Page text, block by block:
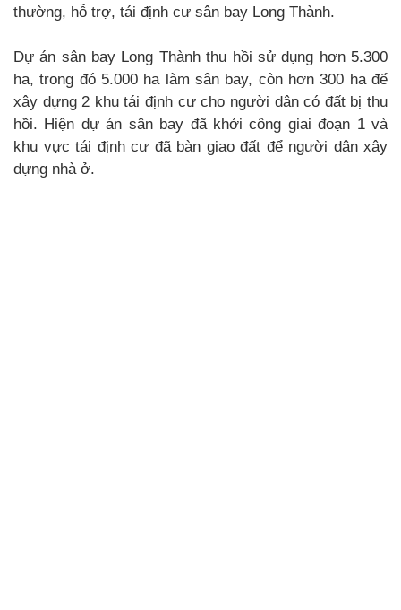
thường, hỗ trợ, tái định cư sân bay Long Thành.
Dự án sân bay Long Thành thu hồi sử dụng hơn 5.300
ha, trong đó 5.000 ha làm sân bay, còn hơn 300 ha để
xây dựng 2 khu tái định cư cho người dân có đất bị thu
hồi. Hiện dự án sân bay đã khởi công giai đoạn 1 và
khu vực tái định cư đã bàn giao đất để người dân xây
dựng nhà ở.